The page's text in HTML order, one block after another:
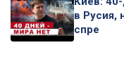
в Русия,
спре